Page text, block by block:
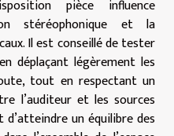
pièce influence
stéréophonique et la
Il est conseillé de tester
déplaçant légèrement les
tout en respectant un
l’auditeur et les sources
d’atteindre un équilibre des